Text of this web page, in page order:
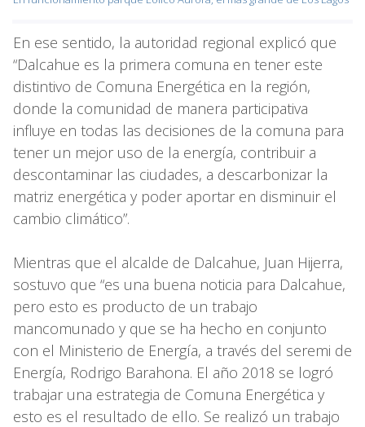
En ese sentido, la autoridad regional explicó que
“Dalcahue es la primera comuna en tener este
distintivo de Comuna Energética en la región,
donde la comunidad de manera participativa
influye en todas las decisiones de la comuna para
tener un mejor uso de la energía, contribuir a
descontaminar las ciudades, a descarbonizar la
matriz energética y poder aportar en disminuir el
cambio climático”.
Mientras que el alcalde de Dalcahue, Juan Hijerra,
sostuvo que “es una buena noticia para Dalcahue,
pero esto es producto de un trabajo
mancomunado y que se ha hecho en conjunto
con el Ministerio de Energía, a través del seremi de
Energía, Rodrigo Barahona. El año 2018 se logró
trabajar una estrategia de Comuna Energética y
esto es el resultado de ello. Se realizó un trabajo